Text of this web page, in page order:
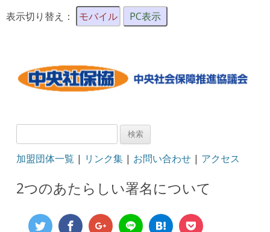
表示切り替え： モバイル PC表示
検
加盟団体一覧 | リンク集 | お問い合わせ | アクセス
2つのあたらしい署名について